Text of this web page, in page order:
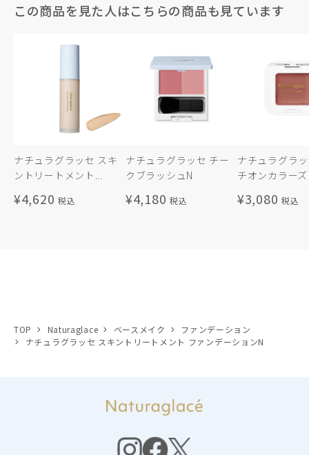
TOP Naturaglace ベースメイク
ファンデーション
ナチュラグラッセ スキントリートメント ファンデーションN
この商品を見た人はこちらの商品も見ています
ナチュラグラッセ スキ
ントリートメント...
¥4,620
ナチュラグラッセ チー
クブラッシュN
¥4,180
ナチュラグラ
チオンカラー
¥3,080